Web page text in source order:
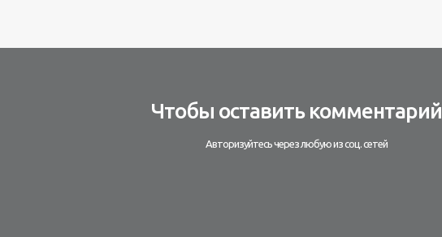
Чтобы оставить комментарий
Авторизуйтесь через любую из соц. сетей